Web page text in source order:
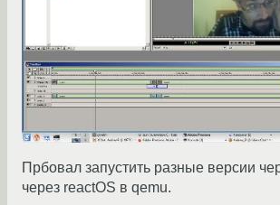
Прбовал запустить разные версии
через reactOS в qemu.